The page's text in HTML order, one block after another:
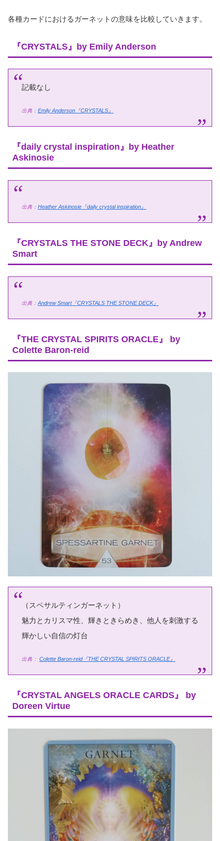
各種カードにおけるガーネットの意味を比較していきます。
『CRYSTALS』by Emily Anderson
記載なし
出典： Emily Anderson『CRYSTALS』
『daily crystal inspiration』by Heather
Askinosie
出典： Heather Askinosie『daily crystal inspiration』
『CRYSTALS THE STONE DECK』by Andrew
Smart
出典： Andrew Smart『CRYSTALS THE STONE DECK』
『THE CRYSTAL SPIRITS ORACLE』 by
Colette Baron-reid
（スペサルティンガーネット）
魅力とカリスマ性、輝きときらめき、他人を刺激する
輝かしい自信の灯台
出典： Colette Baron-reid『THE CRYSTAL SPIRITS ORACLE』
『CRYSTAL ANGELS ORACLE CARDS』 by
Doreen Virtue